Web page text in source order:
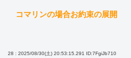
コマリンの場合お約束の展開
28 : 2025/08/30(土) 20:53:15.291 ID:7FgiJb710